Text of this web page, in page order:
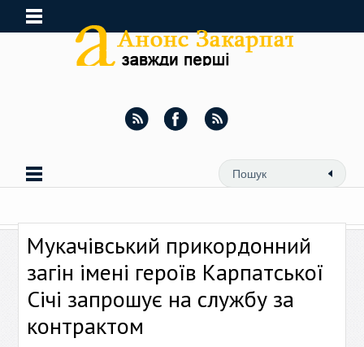
Мукачівський прикордонний
загін імені героїв Карпатської
Січі запрошує на службу за
контрактом